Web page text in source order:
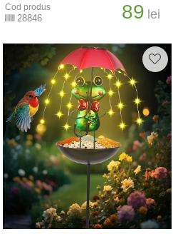
Cod produs
28846 89 lei